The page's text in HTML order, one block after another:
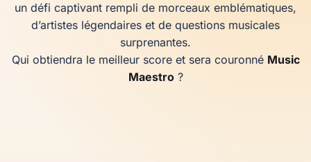
un défi captivant rempli de morceaux emblématiques,
d’artistes légendaires et de questions musicales
surprenantes.
Qui obtiendra le meilleur score et sera couronné Music
Maestro?